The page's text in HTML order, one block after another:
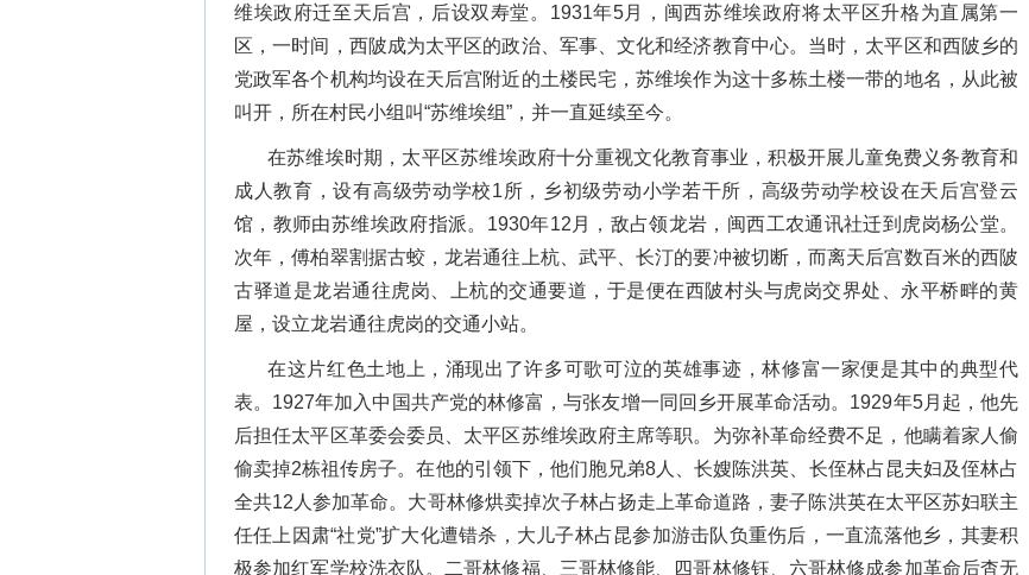
维埃政府迁至天后宫，后设双寿堂。1931年5月，闽西苏维埃政府将太平区升格为直属第一
区，一时间，西陂成为太平区的政治、军事、文化和经济教育中心。当时，太平区和西陂乡的
党政军各个机构均设在天后宫附近的土楼民宅，苏维埃作为这十多栋土楼一带的地名，从此被
叫开，所在村民小组叫“苏维埃组”，并一直延续至今。
在苏维埃时期，太平区苏维埃政府十分重视文化教育事业，积极开展儿童免费义务教育和
成人教育，设有高级劳动学校1所，乡初级劳动小学若干所，高级劳动学校设在天后宫登云
馆，教师由苏维埃政府指派。1930年12月，敌占领龙岩，闽西工农通讯社迁到虎岗杨公堂。
次年，傅柏翠割据古蛟，龙岩通往上杭、武平、长汀的要冲被切断，而离天后宫数百米的西陂
古驿道是龙岩通往虎岗、上杭的交通要道，于是便在西陂村头与虎岗交界处、永平桥畔的黄
屋，设立龙岩通往虎岗的交通小站。
在这片红色土地上，涌现出了许多可歌可泣的英雄事迹，林修富一家便是其中的典型代
表。1927年加入中国共产党的林修富，与张友增一同回乡开展革命活动。1929年5月起，他先
后担任太平区革委会委员、太平区苏维埃政府主席等职。为弥补革命经费不足，他瞒着家人偷
偷卖掉2栋祖传房子。在他的引领下，他们胞兄弟8人、长嫂陈洪英、长侄林占昆夫妇及侄林占
全共12人参加革命。大哥林修烘卖掉次子林占扬走上革命道路，妻子陈洪英在太平区苏妇联主
任任上因肃“社党”扩大化遭错杀，大儿子林占昆参加游击队负重伤后，一直流落他乡，其妻积
极参加红军学校洗衣队。二哥林修福、三哥林修能、四哥林修钰、六哥林修成参加革命后杳无